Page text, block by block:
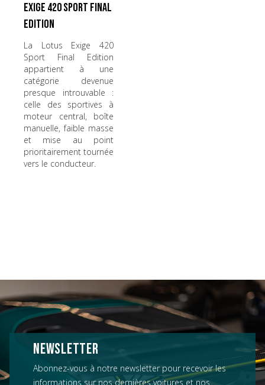
Exige 420 Sport Final
Edition
La Lotus Exige 420
Sport Final Edition
appartient à une
catégorie devenue
presque introuvable :
celle des sportives à
moteur central, boîte
manuelle, faible masse
et mise au point
prioritairement tournée
vers le conducteur.
NEWSLETTER
Abonnez-vous à notre newsletter pour recevoir les
informations sur nos dernières voitures et nos